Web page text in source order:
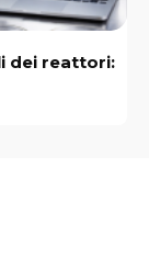
dei reattori: